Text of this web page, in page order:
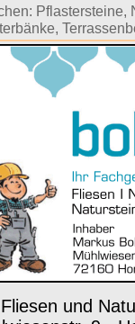
Pflastersteine,
,
und